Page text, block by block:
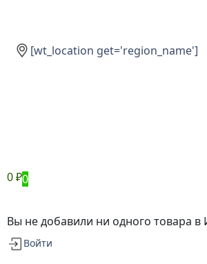
[wt_location get='region_name']
0₽0
Вы не добавили ни одного товара в
Войти